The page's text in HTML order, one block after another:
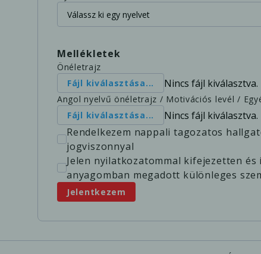
Mellékletek
Önéletrajz
Fájl kiválasztása...
Nincs fájl kiválasztva.
Angol nyelvű önéletrajz / Motivációs levél /
Fájl kiválasztása...
Nincs fájl kiválasztva.
Rendelkezem nappali tagozatos
jogviszonnyal
Jelen nyilatkozatommal kifejezetten
anyagomban megadott különleges
Jelentkezem